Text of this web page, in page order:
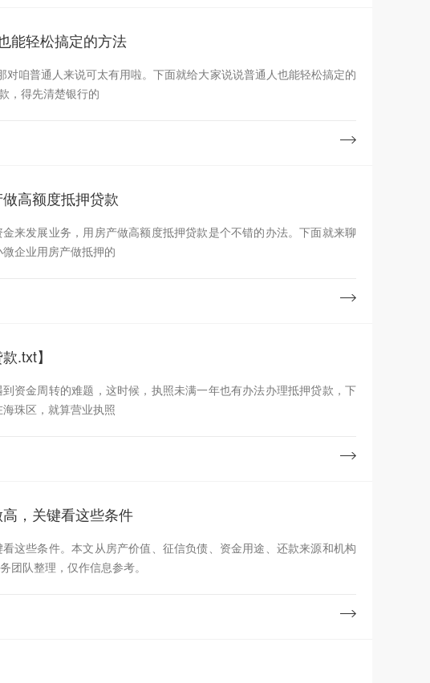
能轻松搞定的方法
咱普通人来说可太有用啦。下面就给大家说说普通人也能轻松搞定的
，得先清楚银行的
高额度抵押贷款
来发展业务，用房产做高额度抵押贷款是个不错的办法。下面就来聊
企业用房产做抵押的
.txt】
资金周转的难题，这时候，执照未满一年也有办法办理抵押贷款，下
珠区，就算营业执照
，关键看这些条件
这些条件。本文从房产价值、征信负债、资金用途、还款来源和机构
团队整理，仅作信息参考。